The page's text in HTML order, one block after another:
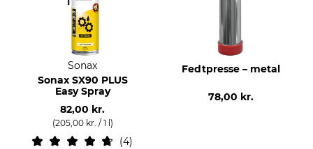
Sonax
Sonax SX90 PLUS
Easy Spray
82,00 kr.
(205,00 kr. / 1 l)
4
Fedtpresse – metal
78,00 kr.